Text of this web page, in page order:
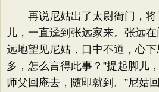
再说尼姑出了太尉衙门，将
儿，一直迳到张远家来。张远
远地望见尼姑，口中不道，心下
多，怎么言得此事？”提起脚儿
师父回庵去，随即就到。”尼姑